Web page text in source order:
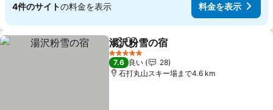
4件のサイトの料金を表示 料金を表示
シェアお気に入りに追加
湯沢粉雪の宿
5 ホテルのランク
7.6 良い
28
石打丸山スキー場まで4.6 km